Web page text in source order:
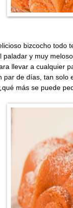
bizcocho todo
paladar y muy
llevar a cualquier
par de días, tan solo
más se puede